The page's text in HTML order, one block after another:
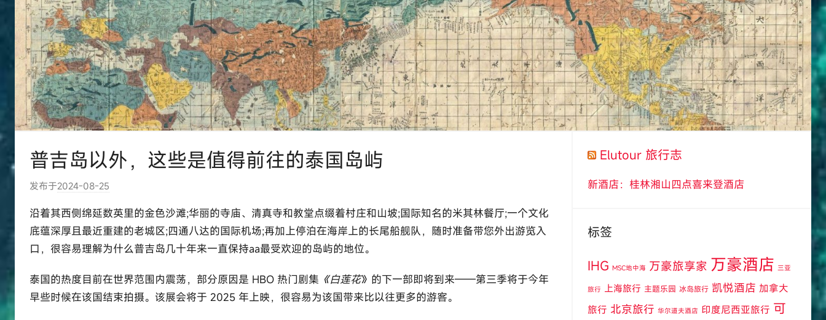
普吉岛以外，这些是值得前往的泰国岛屿
发布于2024-08-25
:
e
l
t
o
沿着其西侧绵延数英里的金色沙滩;华丽的寺庙、清真寺和教堂点缀着村庄和山坡;国际知名的米其林餐厅;一个文化
底蕴深厚且最近重建的老城区;四通八达的国际机场;再加上停泊在海岸上的长尾船舰队，随时准备带您外出游览入
口，很容易理解为什么普吉岛几十年来一直保持aa最受欢迎的岛屿的地位。
泰国的热度目前在世界范围内震荡，部分原因是 HBO 热门剧集 《白莲花》的下一部即将到来——第三季将于今年
早些时候在该国结束拍摄。该展会将于 2025 年上映，很容易为该国带来比以往更多的游客。
Elutour 旅行志
新酒店：桂林湘山四点喜来登酒店
标签
IHG MSC地中海 万豪旅享家 万豪酒店 三亚
旅行 上海旅行 主题乐园 冰岛旅行 凯悦酒店 加拿大
旅行 北京旅行 华尔道夫酒店 印度尼西亚旅行 可